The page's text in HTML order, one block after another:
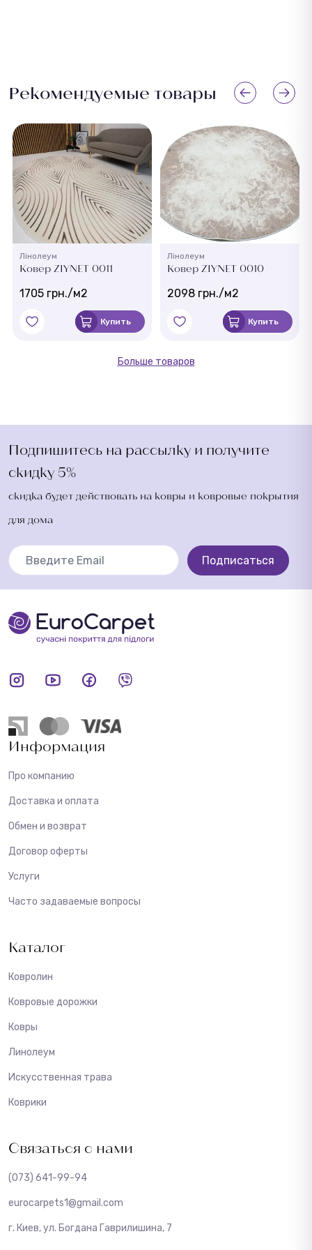
Рекомендуемые товары
Лінолеум
Ковер ZIYNET 0011
1705 грн./м2
Купить
Лінолеум
Ковер ZIYNET 0010
2098 грн./м2
Купить
Больше товаров
Подпишитесь на рассылку и получите
скидку 5%
скидка будет действовать на ковры и ковровые покрытия
для дома
Подписаться
Информация
Про компанию
Доставка и оплата
Обмен и возврат
Договор оферты
Услуги
Часто задаваемые вопросы
Каталог
Ковролин
Ковровые дорожки
Ковры
Линолеум
Искусственная трава
Коврики
Связаться с нами
(073) 641-99-94
eurocarpets1@gmail.com
г. Киев, ул. Богдана Гаврилишина, 7